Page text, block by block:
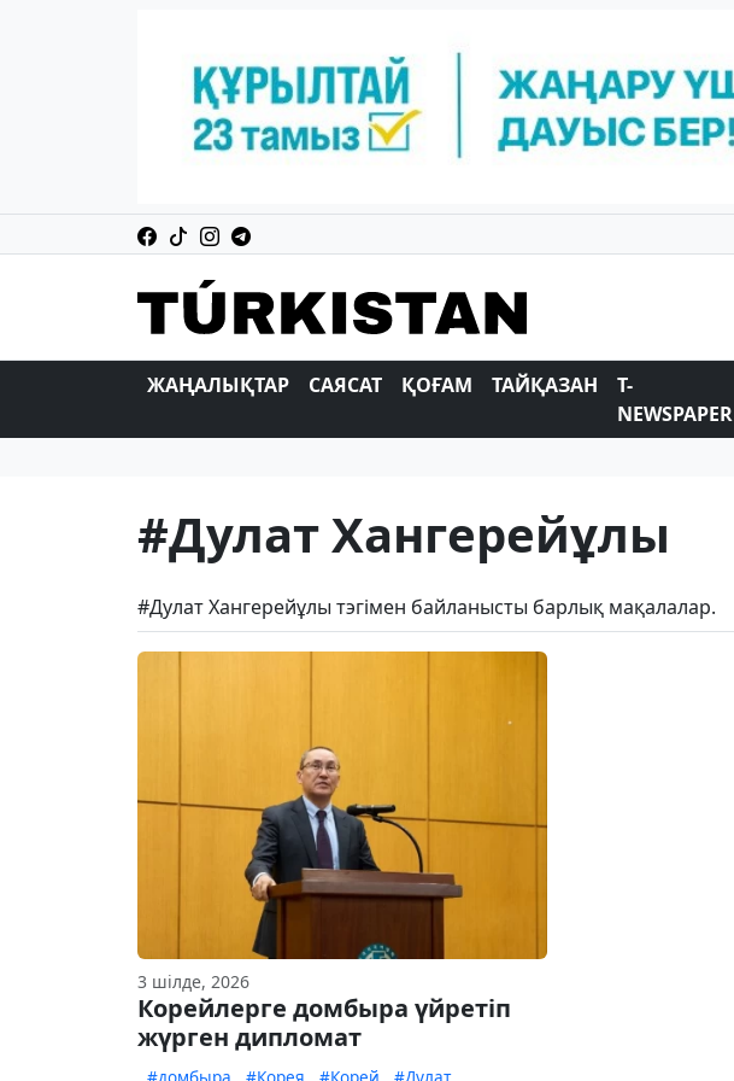
ЖАҢАЛЫҚТАР САЯСАТ ҚОҒАМ ТАЙҚАЗАН
T-
NEWSPAPER
#Дулат Хангерейұлы
#Дулат Хангерейұлы тэгімен байланысты барлық мақалалар.
3 шілде, 2026
Корейлерге домбыра үйретіп
жүрген дипломат